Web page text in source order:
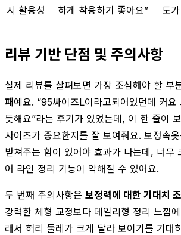
시 활용성
하게 착용하기 좋아요”
도
리뷰 기반 단점 및 주의사항
실제 리뷰를 살펴보면 가장 조심해야 할 부
패예요. “95싸이즈L이라고되어있던데 커요
듯해요”라는 후기가 있었는데, 이 한 줄이
사이즈가 중요한지를 잘 보여줘요. 보정속
받쳐주는 힘이 있어야 효과가 나는데, 너무
어 라인 정리 기능이 약해질 수 있어요.
두 번째 주의사항은 보정력에 대한 기대치
강력한 체형 교정보다 데일리형 정리 느낌
래서 허리 둘레가 크게 달라 보이기를 기대